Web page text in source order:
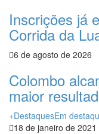
Inscrições já
Corrida da
6 de agosto de 2026
Colombo
maior
+DestaquesEm
18 de janeiro de 2021